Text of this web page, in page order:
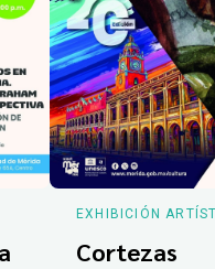
EXHIBICIÓN
Cortezas